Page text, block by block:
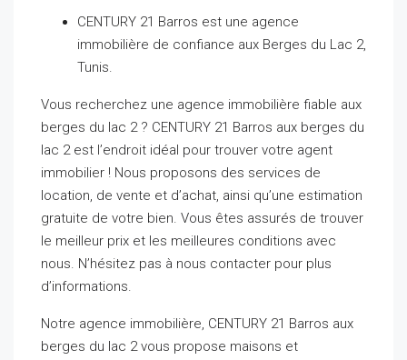
CENTURY 21 Barros est une agence
immobilière de confiance aux Berges du Lac 2,
Tunis.
Vous recherchez une agence immobilière fiable aux
berges du lac 2 ? CENTURY 21 Barros aux berges du
lac 2 est l’endroit idéal pour trouver votre agent
immobilier ! Nous proposons des services de
location, de vente et d’achat, ainsi qu’une estimation
gratuite de votre bien. Vous êtes assurés de trouver
le meilleur prix et les meilleures conditions avec
nous. N’hésitez pas à nous contacter pour plus
d’informations.
Notre agence immobilière, CENTURY 21 Barros aux
berges du lac 2 vous propose maisons et